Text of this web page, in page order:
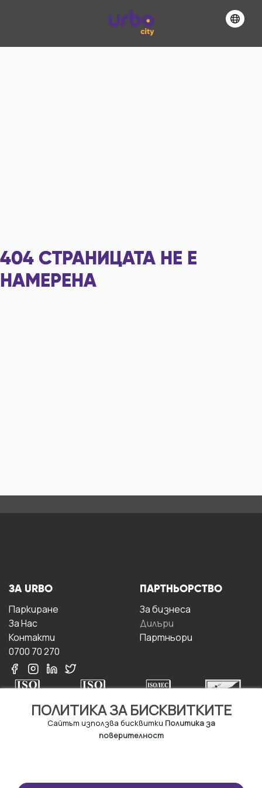
404 СТРАНИЦАТА НЕ Е
НАМЕРЕНА
ПОЛИТИКА ЗА БИСКВИТКИТЕ
Сайтът използва бисквитки Политика за
поверителност
ЗА URBO
Паркиране
За Hас
Контакти
0700 70 270
ПАРТНЬОРСТВО
За бизнесa
Дилъри
Партньори
Правила и условия за